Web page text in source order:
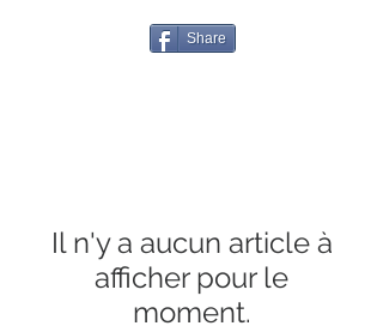
Share
Il n'y a aucun article à
afficher pour le
moment.